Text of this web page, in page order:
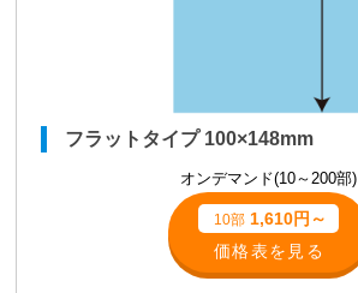
フラットタイプ 100×148mm
オンデマンド(10～200部)
10部 1,610円～
価格表を見る